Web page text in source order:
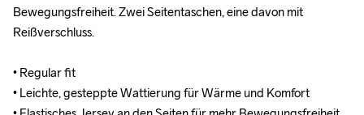
Bewegungsfreiheit. Zwei Seitentaschen, eine davon mit
Reißverschluss.
• Regular fit
• Leichte, gesteppte Wattierung für Wärme und Komfort
Bewegungsfreiheit. Zwei Seitentaschen, eine davon mit
Reißverschluss.
• Regular fit
• Leichte, gesteppte Wattierung für Wärme und Komfort